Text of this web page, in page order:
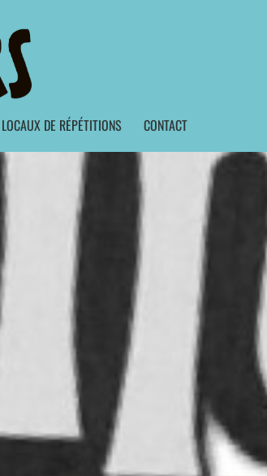
LOCAUX DE RÉPÉTITIONS CONTACT